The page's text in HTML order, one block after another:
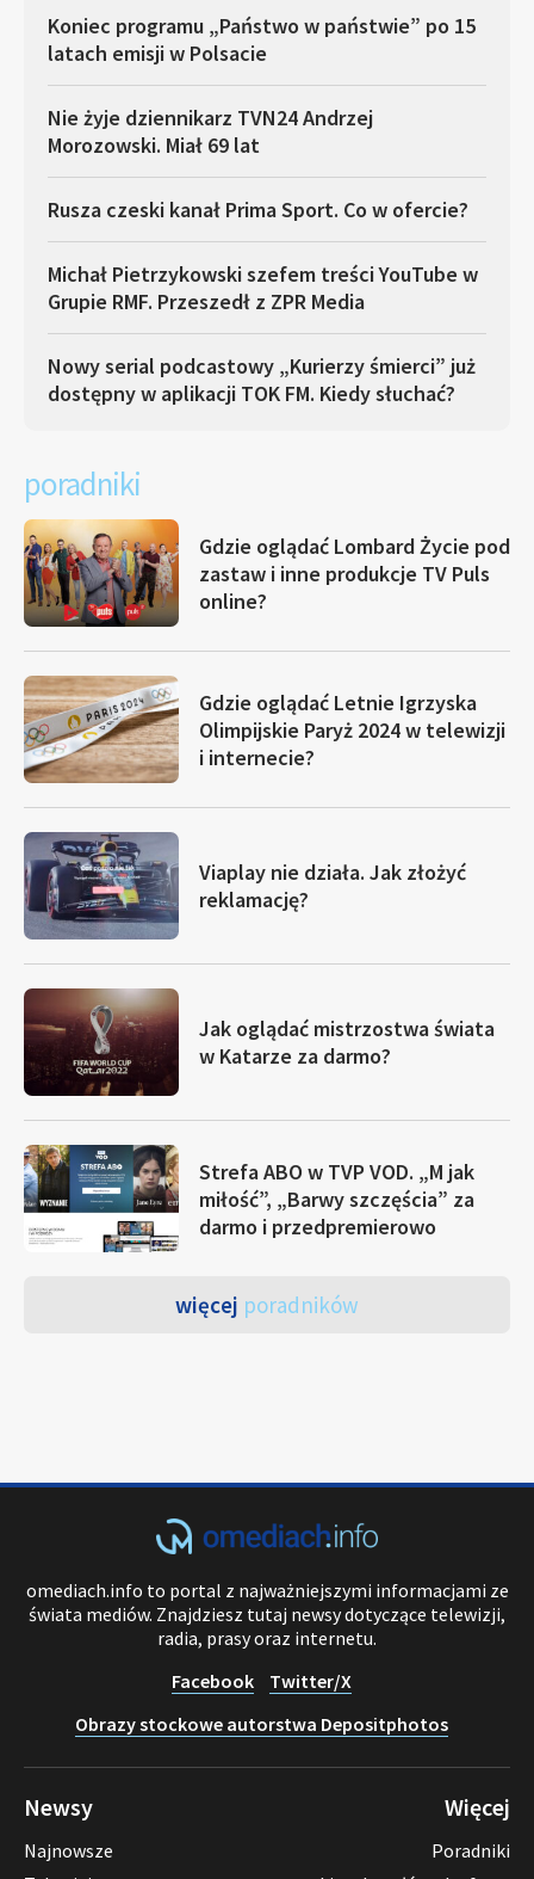
Koniec programu „Państwo w państwie” po 15
latach emisji w Polsacie
Nie żyje dziennikarz TVN24 Andrzej
Morozowski. Miał 69 lat
Rusza czeski kanał Prima Sport. Co w ofercie?
Michał Pietrzykowski szefem treści YouTube w
Grupie RMF. Przeszedł z ZPR Media
Nowy serial podcastowy „Kurierzy śmierci” już
dostępny w aplikacji TOK FM. Kiedy słuchać?
poradniki
Gdzie oglądać Lombard Życie pod
zastaw i inne produkcje TV Puls
online?
Gdzie oglądać Letnie Igrzyska
Olimpijskie Paryż 2024 w telewizji
i internecie?
Viaplay nie działa. Jak złożyć
reklamację?
Jak oglądać mistrzostwa świata
w Katarze za darmo?
Strefa ABO w TVP VOD. „M jak
miłość”, „Barwy szczęścia” za
darmo i przedpremierowo
więcej poradników
omediach.info to portal z najważniejszymi informacjami ze
świata mediów. Znajdziesz tutaj newsy dotyczące telewizji,
radia, prasy oraz internetu.
Facebook
Twitter/X
Obrazy stockowe autorstwa Depositphotos
Newsy
Najnowsze
Więcej
Poradniki